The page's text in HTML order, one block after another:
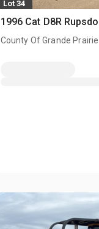
Lot 34
1996 Cat D8R
County Of Grande Prairie